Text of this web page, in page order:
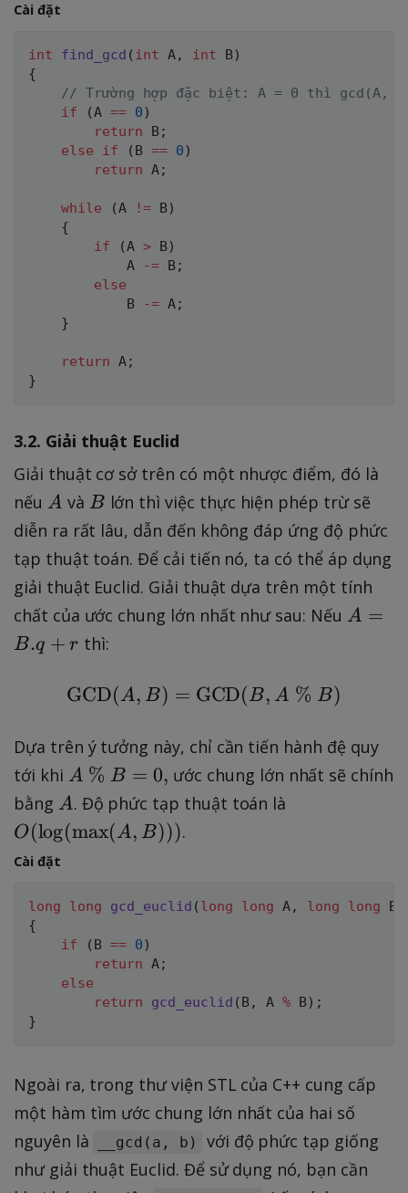
Cài đặt
int find_gcd ( int A, int B)
{
// Trường hợp đặc biệt: A = 0 thì gcd(A,
if
(A == 0 )
return B;
else
if ( B == 0 )
return A;
while (A != B)
{
if
(A > B)
            A
-= B;
else
            B
-= A;
}
return A;
}
3.2. Giải thuật Euclid
Giải thuật cơ sở trên có một nhược điểm, đó là
nếu A
A và B
B lớn thì việc thực hiện phép trừ sẽ
diễn ra rất lâu, dẫn đến không đáp ứng độ phức
tạp thuật toán. Để cải tiến nó, ta có thể áp dụng
giải thuật Euclid. Giải thuật dựa trên một tính
chất của ước chung lớn nhất như sau: Nếu A
r
A =
B.q + r thì:
GCD(A, B) = GCD(B, A % B)
Dựa trên ý tưởng này, chỉ cần tiến hành đệ quy
tới khi A
\
\
%
=
0,
A % B = 0, ước chung lớn nhất sẽ chính
bằng A
A. Độ phức tạp thuật toán là
g
(
x
m
a
x
}
⁡(
O(log(max(A, B))).
Cài đặt
long long gcd_euclid ( long long A, long long B
{
if
( B == 0 )
return A;
else
return
gcd_euclid ( B, A % B) ;
}
Ngoài ra, trong thư viện STL của C++ cung cấp
một hàm tìm ước chung lớn nhất của hai số
nguyên là
__gcd(a, b)
với độ phức tạp giống
như giải thuật Euclid. Để sử dụng nó, bạn cần